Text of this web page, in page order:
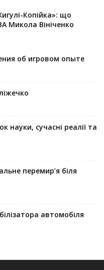
Копійка»: що
Микола Вініченко
об игровом опыте
науки, сучасні реалії та
перемир’я біля
автомобіля